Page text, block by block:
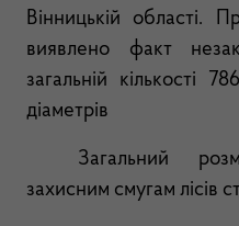
Вінницькій області.
виявлено факт
загальній кількості
діаметрів
Загальний
захисним смугам лісів